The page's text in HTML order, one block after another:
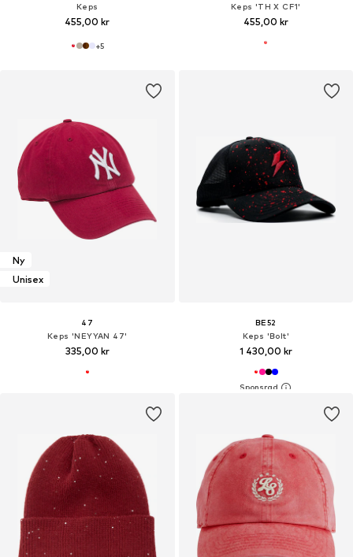
Keps
455,00 kr
+5
Keps 'TH X CF1'
455,00 kr
Ny
Unisex
47
Keps 'NEYYAN 47'
335,00 kr
BE52
Keps 'Bolt'
1 430,00 kr